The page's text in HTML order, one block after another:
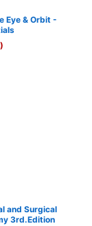
Eye & Orbit -
and Surgical
3rd.Edition